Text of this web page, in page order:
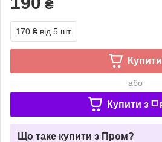
₴
170 ₴ від 5 шт.
Купити
або
Купити з
Що таке купити з Пром?